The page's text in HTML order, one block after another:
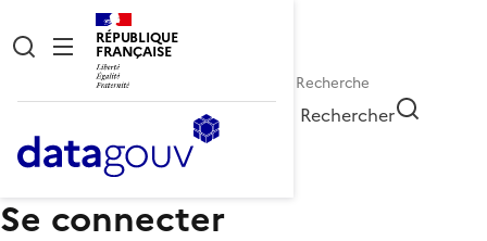
RÉPUBLIQUE
FRANÇAISE
Rechercher
Se connecter